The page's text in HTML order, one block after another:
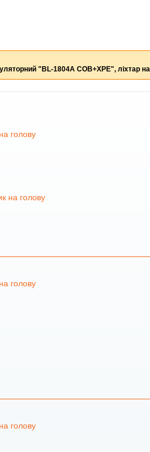
"BL-1804A COB+XPE", ліхтар
голову
на голову
голову
голову